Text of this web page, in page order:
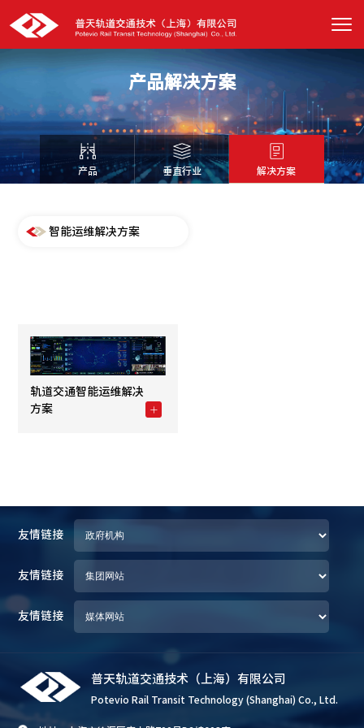
产品解决方案
产品 垂直行业 解决方案
智能运维解决方案
轨道交通智能运维解决
方案
友情链接
友情链接
友情链接
普天轨道交通技术（上海）有限公司
Potevio Rail Transit Technology (Shanghai) Co., Ltd.